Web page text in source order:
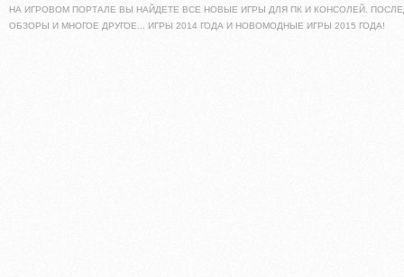
НА ИГРОВОМ ПОРТАЛЕ ВЫ НАЙДЕТЕ ВСЕ НОВЫЕ ИГРЫ ДЛЯ ПК И КОНСОЛЕЙ.
ОБЗОРЫ И МНОГОЕ ДРУГОЕ... ИГРЫ 2014 ГОДА И НОВОМОДНЫЕ ИГРЫ 2015 ГОДА!